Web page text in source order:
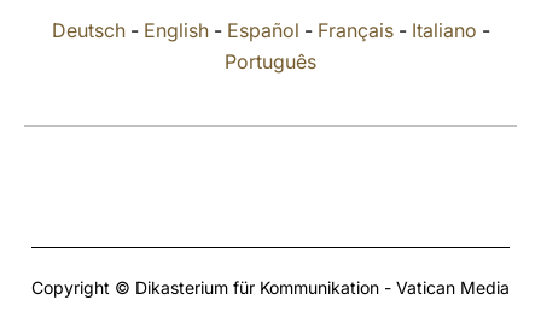
Deutsch- English- Español - Français- Italiano -
Português
Copyright © Dikasterium für Kommunikation - Vatican Media